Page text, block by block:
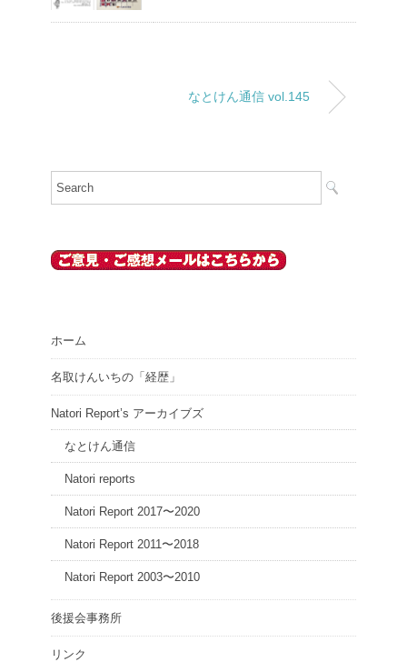
なとけん通信 vol.145
ホーム
名取けんいちの「経歴」
Natori Report’s アーカイブズ
なとけん通信
Natori reports
Natori Report 2017〜2020
Natori Report 2011〜2018
Natori Report 2003〜2010
後援会事務所
リンク